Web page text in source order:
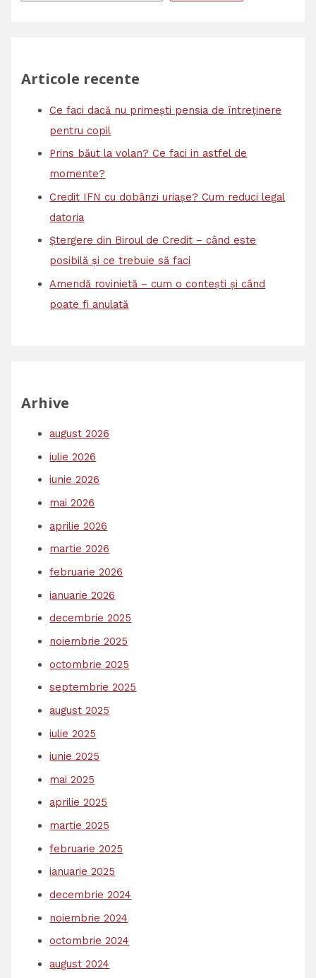
Articole recente
Ce faci dacă nu primești pensia de întreținere
pentru copil
Prins băut la volan? Ce faci in astfel de
momente?
Credit IFN cu dobânzi uriașe? Cum reduci legal
datoria
Ștergere din Biroul de Credit – când este
posibilă și ce trebuie să faci
Amendă rovinietă – cum o contești și când
poate fi anulată
Arhive
august 2026
iulie 2026
iunie 2026
mai 2026
aprilie 2026
martie 2026
februarie 2026
ianuarie 2026
decembrie 2025
noiembrie 2025
octombrie 2025
septembrie 2025
august 2025
iulie 2025
iunie 2025
mai 2025
aprilie 2025
martie 2025
februarie 2025
ianuarie 2025
decembrie 2024
noiembrie 2024
octombrie 2024
august 2024